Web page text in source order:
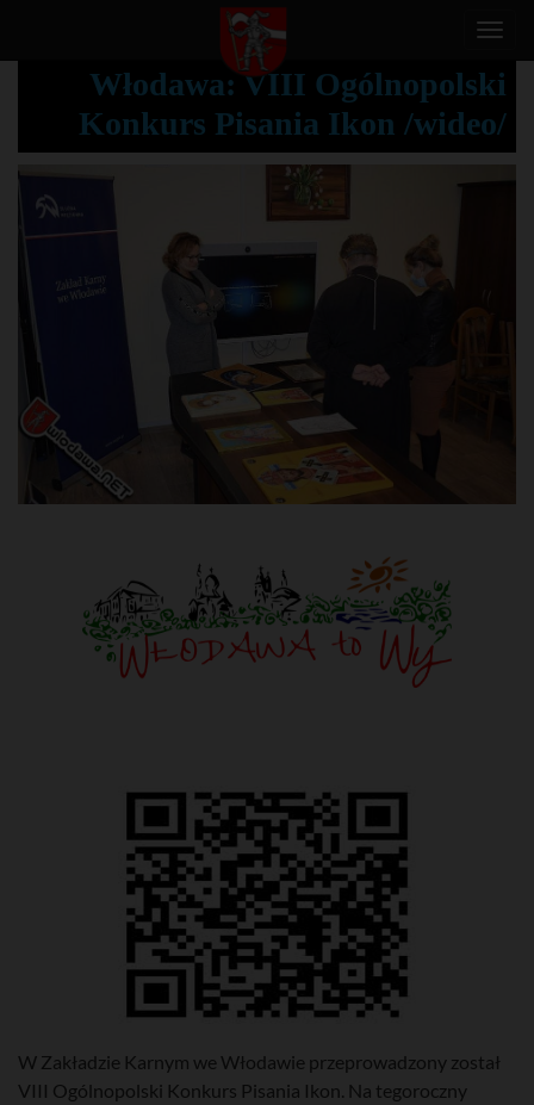
T
g
g
l
Włodawa: VIII Ogólnopolski
Konkurs Pisania Ikon /wideo/
W Zakładzie Karnym we Włodawie przeprowadzony został
VIII Ogólnopolski Konkurs Pisania Ikon. Na tegoroczny